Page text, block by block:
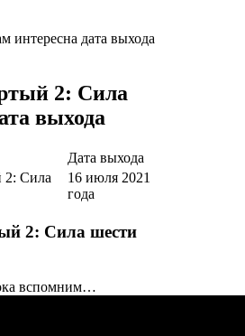
интересна дата выхода
2: Сила
выхода
Дата выхода
2: Сила
16 июля 2021
года
2: Сила шести
вспомним…